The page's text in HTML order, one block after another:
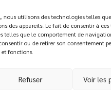
nous utilisons des technologies telles
des appareils. Le fait de consentir à
telles que le comportement de
ou de retirer son consentement
fonctions.
Refuser Voir les